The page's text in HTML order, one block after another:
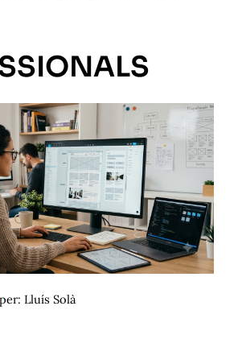
g
m
r
per: Lluís Solà